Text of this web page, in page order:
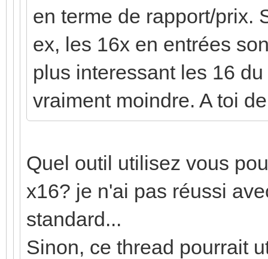
en terme de rapport/prix.
ex, les 16x en entrées
plus interessant les 16
vraiment moindre. A toi
Quel outil utilisez vous
x16? je n'ai pas réussi
standard...
Sinon, ce thread pourrait